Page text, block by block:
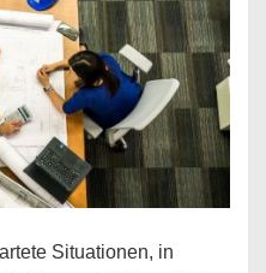
Situationen, in